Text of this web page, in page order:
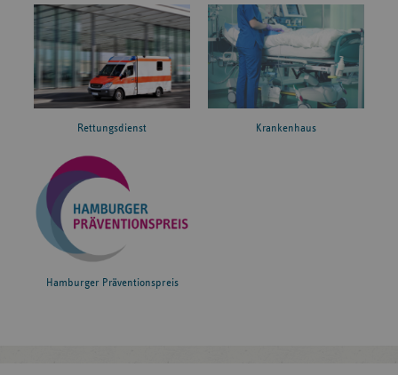
Rettungsdienst Krankenhaus
Hamburger Präventionspreis